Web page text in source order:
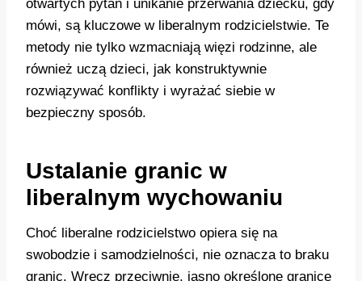
otwartych pytań i unikanie przerwania dziecku, gdy
mówi, są kluczowe w liberalnym rodzicielstwie. Te
metody nie tylko wzmacniają więzi rodzinne, ale
również uczą dzieci, jak konstruktywnie
rozwiązywać konflikty i wyrażać siebie w
bezpieczny sposób.
Ustalanie granic w
liberalnym wychowaniu
Choć liberalne rodzicielstwo opiera się na
swobodzie i samodzielności, nie oznacza to braku
granic. Wręcz przeciwnie, jasno określone granice